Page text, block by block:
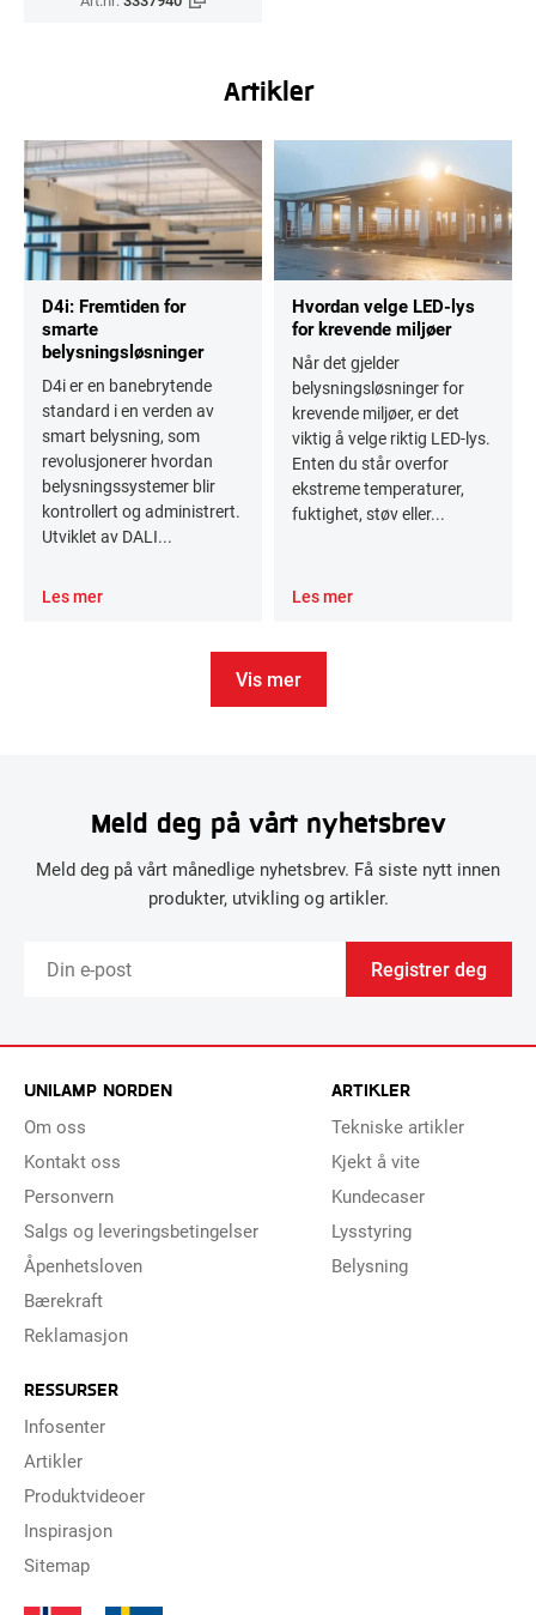
Artikler
D4i: Fremtiden for
smarte
belysningsløsninger
D4i er en banebrytende
standard i en verden av
smart belysning, som
revolusjonerer hvordan
belysningssystemer blir
kontrollert og administrert.
Utviklet av DALI...
Les mer
Hvordan velge LED-lys
for krevende miljøer
Når det gjelder
belysningsløsninger for
krevende miljøer, er det
viktig å velge riktig LED-lys.
Enten du står overfor
ekstreme temperaturer,
fuktighet, støv eller...
Les mer
Vis mer
Meld deg på vårt nyhetsbrev
Meld deg på vårt månedlige nyhetsbrev. Få siste nytt innen
produkter, utvikling og artikler.
Registrer deg
UNILAMP NORDEN
Om oss
Kontakt oss
Personvern
Salgs og leveringsbetingelser
Åpenhetsloven
Bærekraft
Reklamasjon
ARTIKLER
Tekniske artikler
Kjekt å vite
Kundecaser
Lysstyring
Belysning
RESSURSER
Infosenter
Artikler
Produktvideoer
Inspirasjon
Sitemap